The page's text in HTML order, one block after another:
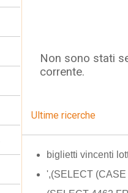
Non sono stati
corrente.
Ultime ricerche
biglietti vincenti
',(SELECT